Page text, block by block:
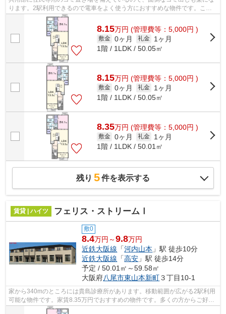
ります。2駅利用できるので電車をよく使う方におすすめな物件です。こち
らは月々の家賃が8.15万円の物件です。...
8.15万円 (管理費等：5,000円 )
敷金 0ヶ月 礼金
1ヶ月
1階 / 1LDK / 50.05㎡
8.15万円 (管理費等：5,000円 )
敷金 0ヶ月 礼金
1ヶ月
1階 / 1LDK / 50.05㎡
8.35万円 (管理費等：5,000円 )
敷金 0ヶ月 礼金
1ヶ月
1階 / 1LDK / 50.01㎡
残り 5件を表示する
賃貸 | ハイツ フェリス・ストリームⅠ
敷0
8.4万円～9.8万円
近鉄大阪線 「河内山本 」駅 徒歩10分
近鉄大阪線 「高安 」駅 徒歩14分
予定 / 50.01㎡～59.58㎡
大阪府八尾市東山本新町３丁目10-1
家から340mのところには貴島診療所があります。移動範囲が広がる2駅利用
可能な物件です。家賃8.35万円でおすすめの物件です。多くの方からご好評
頂いているフェリス・ストリームのご紹...